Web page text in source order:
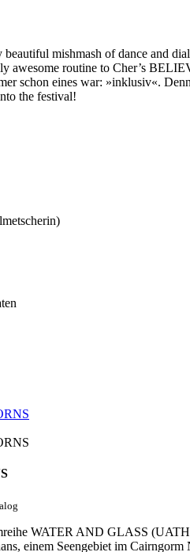
mishmash of dance and
awesome routine to Cher’s
schon eines war: »inklusiv«.
the festival!
WATER AND GLASS
einem Seengebiet im Cairngorm